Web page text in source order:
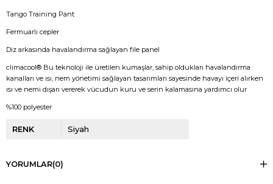
Tango Training Pant
Fermuarlı cepler
Diz arkasında havalandırma sağlayan file panel
climacool® Bu teknoloji ile üretilen kumaşlar, sahip oldukları havalandırma
kanalları ve ısı, nem yönetimi sağlayan tasarımları sayesinde havayı içeri alırken
ısı ve nemi dışarı vererek vücudun kuru ve serin kalamasına yardımcı olur
%100 polyester
RENK Siyah
YORUMLAR(0)